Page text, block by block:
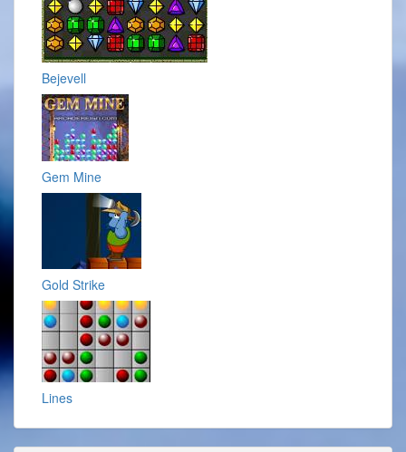
Bejevell
Gem Mine
Gold Strike
Lines